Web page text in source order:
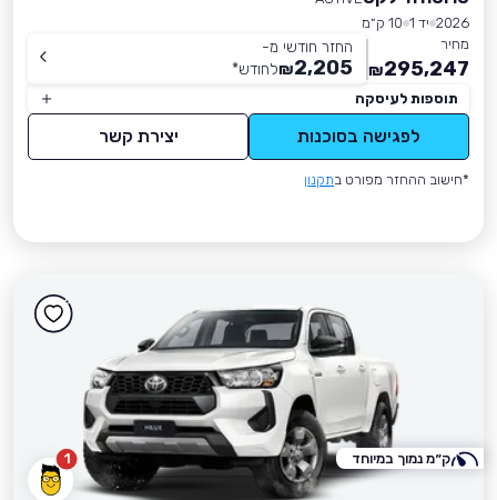
2026 יד 1
10 ק״מ
מחיר
295,247
₪
החזר חודשי מ-
2,205
₪לחודש*
תוספות לעיסקה
לפגישה בסוכנות יצירת קשר
*חישוב ההחזר מפורט בתקנון
1 ק״מ נמוך במיוחד